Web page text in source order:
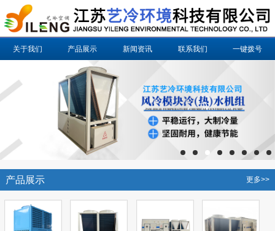
关于我们 产品展示 新闻资讯 联系我们 一键拨号
产品展示 更多>>